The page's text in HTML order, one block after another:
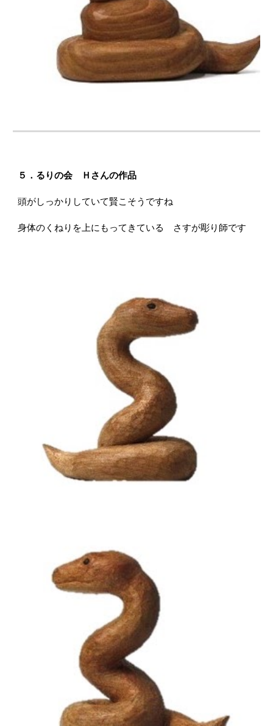
５．るりの会 Ｈさんの作品
頭がしっかりしていて賢こそうですね
身体のくねりを上にもってきている さすが彫り師です